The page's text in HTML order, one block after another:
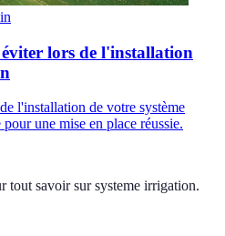
lors de l'installation
l'installation de votre système
une mise en place réussie.
tout savoir sur systeme irrigation.